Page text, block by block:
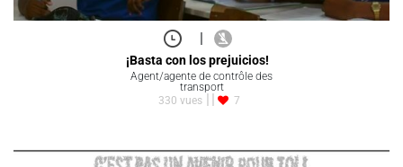
|
¡Basta con los prejuicios!
Agent/agente de contrôle des
transport
330 vues
7